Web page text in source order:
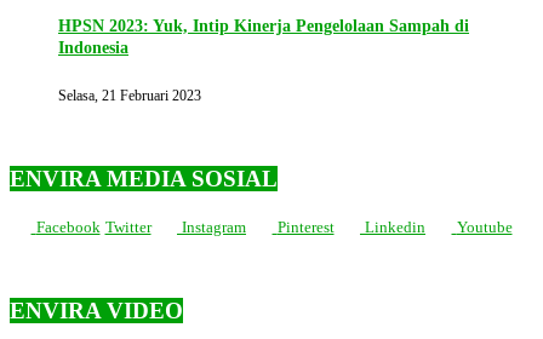
HPSN 2023: Yuk, Intip Kinerja Pengelolaan Sampah di
Indonesia
Selasa, 21 Februari 2023
ENVIRA MEDIA SOSIAL
Facebook Twitter Instagram Pinterest Linkedin Youtube
ENVIRA VIDEO